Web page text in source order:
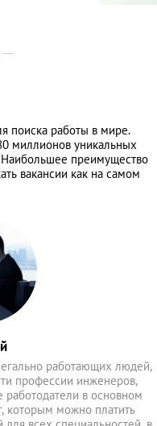
поиска работы в мире.
миллионов уникальных
Наибольшее преимущество
вакансии как на самом
работающих людей,
профессии инженеров,
работодатели в основном
которым можно платить